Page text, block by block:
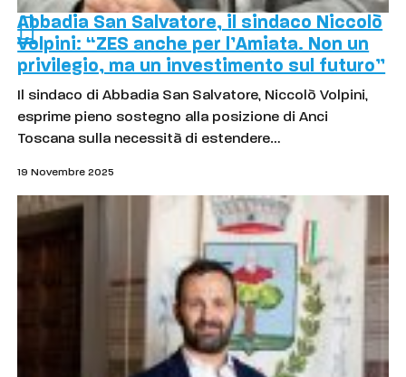
Abbadia San Salvatore, il sindaco Niccolò
Volpini: “ZES anche per l’Amiata. Non un
privilegio, ma un investimento sul futuro”
Il sindaco di Abbadia San Salvatore, Niccolò Volpini,
esprime pieno sostegno alla posizione di Anci
Toscana sulla necessità di estendere…
19 Novembre 2025